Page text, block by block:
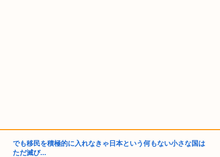
でも移民を積極的に入れなきゃ日本という何もない小さな国は
ただ滅び...